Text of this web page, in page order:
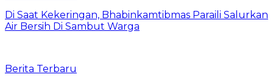
Di Saat Kekeringan, Bhabinkamtibmas Paraili Salurkan
Air Bersih Di Sambut Warga
Berita Terbaru